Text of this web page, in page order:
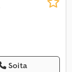
Soita